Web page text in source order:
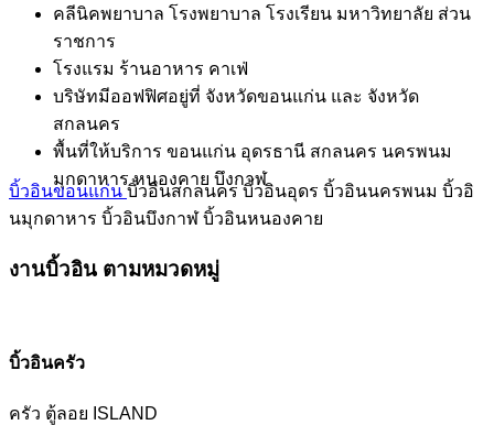
คลีนิคพยาบาล โรงพยาบาล โรงเรียน มหาวิทยาลัย ส่วน
ราชการ
โรงแรม ร้านอาหาร คาเฟ่
บริษัทมีออฟฟิศอยู่ที่ จังหวัดขอนแก่น และ จังหวัด
สกลนคร
พื้นที่ให้บริการ ขอนแก่น อุดรธานี สกลนคร นครพนม
มุกดาหาร หนองคาย บึงกาฬ
บิ้วอินขอนแก่น บิ้วอินสกลนคร บิ้วอินอุดร บิ้วอินนครพนม บิ้วอิ
นมุกดาหาร บิ้วอินบึงกาฬ บิ้วอินหนองคาย
งานบิ้วอิน ตามหมวดหมู่
บิ้วอินครัว
ครัว ตู้ลอย ISLAND